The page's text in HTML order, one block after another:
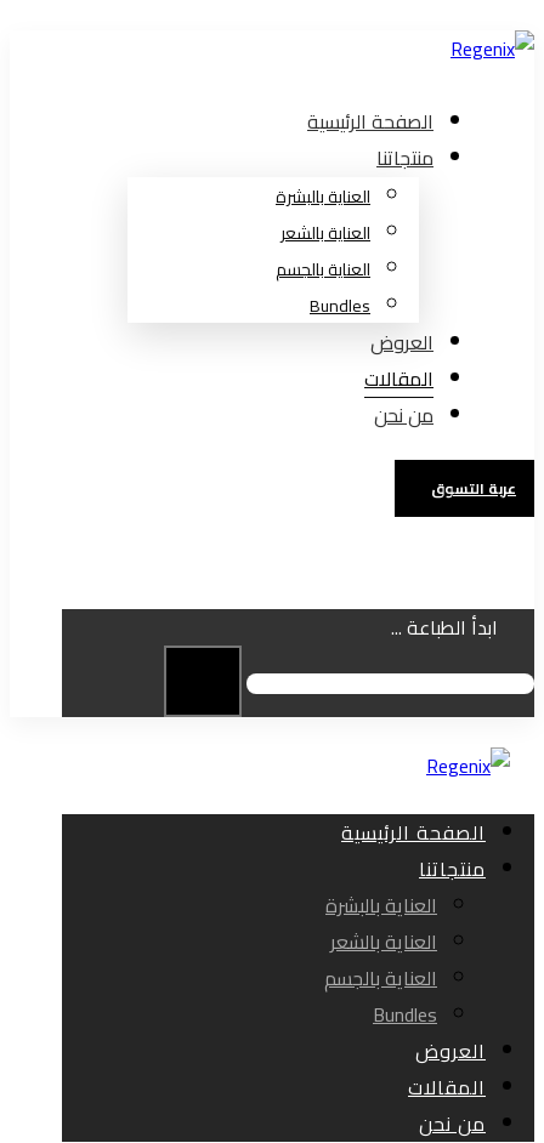
الصفحة الرئيسية
منتجاتنا
العناية بالبشرة
العناية بالشعر
العناية بالجسم
Bundles
العروض
المقالات
من نحن
عربة التسوق
ابدأ الطباعة ...
الصفحة الرئيسية
منتجاتنا
العناية بالبشرة
العناية بالشعر
العناية بالجسم
Bundles
العروض
المقالات
من نحن